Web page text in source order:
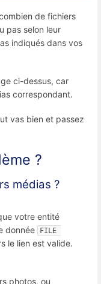
de fichiers
pas selon leur
indiqués dans vos
ci-dessus, car
correspondant.
vas bien et passez
?
médias ?
votre entité
donnée
FILE
le lien est valide.
photos, ou